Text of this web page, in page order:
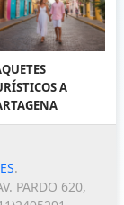
A
.
PARDO 620,